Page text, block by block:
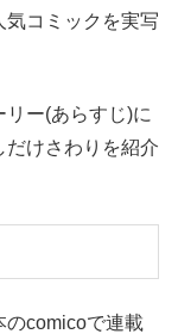
気コミックを実写
リー(あらすじ)に
けさわりを紹介
のcomicoで連載